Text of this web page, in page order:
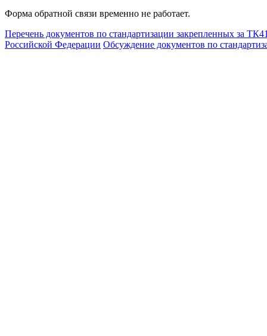
Форма обратной связи временно не работает.
Перечень документов по стандартизации закрепленных за
Российской Федерации Обсуждение документов по